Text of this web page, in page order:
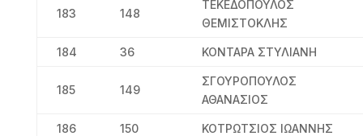
183 148
ΤΕΚΕΔΟΠΟΥΛΟΣ
ΘΕΜΙΣΤΟΚΛΗΣ
184 36 ΚΟΝΤΑΡΑ ΣΤΥΛΙΑΝΗ
185 149
ΣΓΟΥΡΟΠΟΥΛΟΣ
ΑΘΑΝΑΣΙΟΣ
186 150 ΚΟΤΡΩΤΣΙΟΣ ΙΩΑΝΝΗΣ